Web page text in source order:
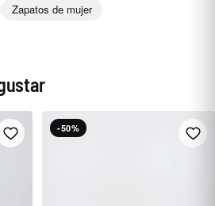
Zapatos de mujer
-50%